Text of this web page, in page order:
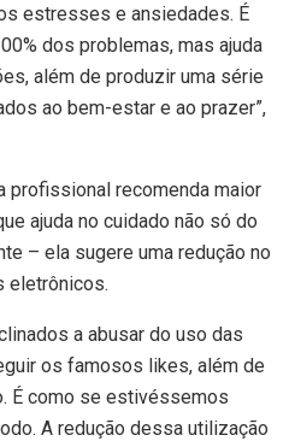
estresses e ansiedades. É
dos problemas, mas ajuda
além de produzir uma série
ao bem-estar e ao prazer”,
profissional recomenda maior
ajuda no cuidado não só do
– ela sugere uma redução no
eletrônicos.
a abusar do uso das
os famosos likes, além de
É como se estivéssemos
A redução dessa utilização